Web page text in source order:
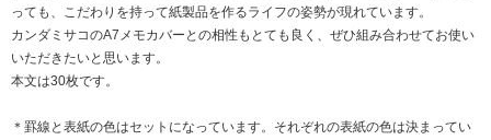
っても、こだわりを持って紙製品を作るライフの姿勢が現れています。
カンダミサコのA7メモカバーとの相性もとても良く、ぜひ組み合わせてお使い
いただきたいと思います。
本文は30枚です。
＊罫線と表紙の色はセットになっています。それぞれの表紙の色は決まってい